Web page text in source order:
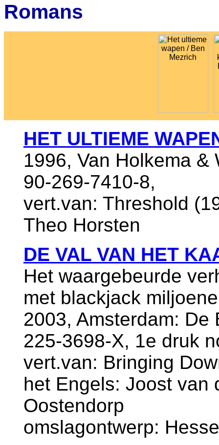
Romans
HET ULTIEME
1996, Van Holkema
90-269-7410-8,
vert.van: Threshold
Theo Horsten
DE VAL VAN HET
Het waargebeurde
met blackjack
2003, Amsterdam:
225-3698-X, 1e druk
vert.van: Bringing
het Engels: Joost van
Oostendorp
omslagontwerp: